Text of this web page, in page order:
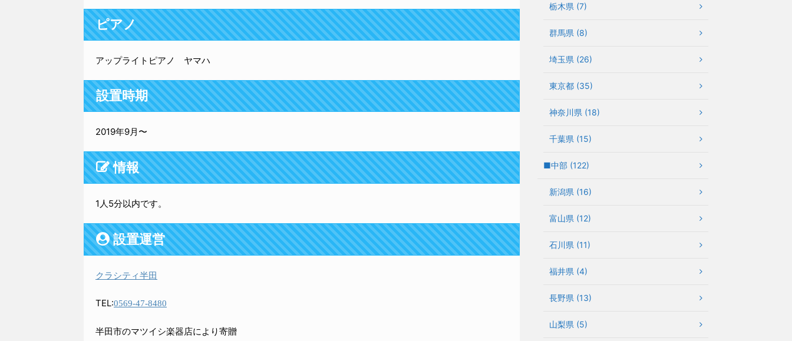
ピアノ
アップライトピアノ ヤマハ
設置時期
2019年9月〜
情報
1人5分以内です。
設置運営
クラシティ半田
TEL:0569-47-8480
半田市のマツイシ楽器店により寄贈
栃木県 (7)
群馬県 (8)
埼玉県 (26)
東京都 (35)
神奈川県 (18)
千葉県 (15)
■中部 (122)
新潟県 (16)
富山県 (12)
石川県 (11)
福井県 (4)
長野県 (13)
山梨県 (5)